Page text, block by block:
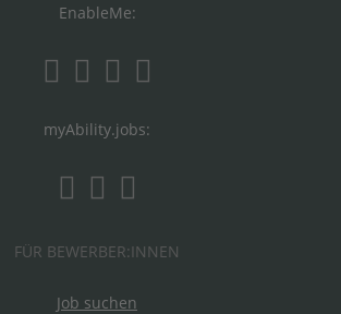
EnableMe:
myAbility.jobs:
FÜR BEWERBER:INNEN
Job suchen